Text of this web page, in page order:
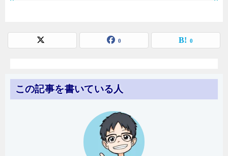
0 0
この記事を書いている人